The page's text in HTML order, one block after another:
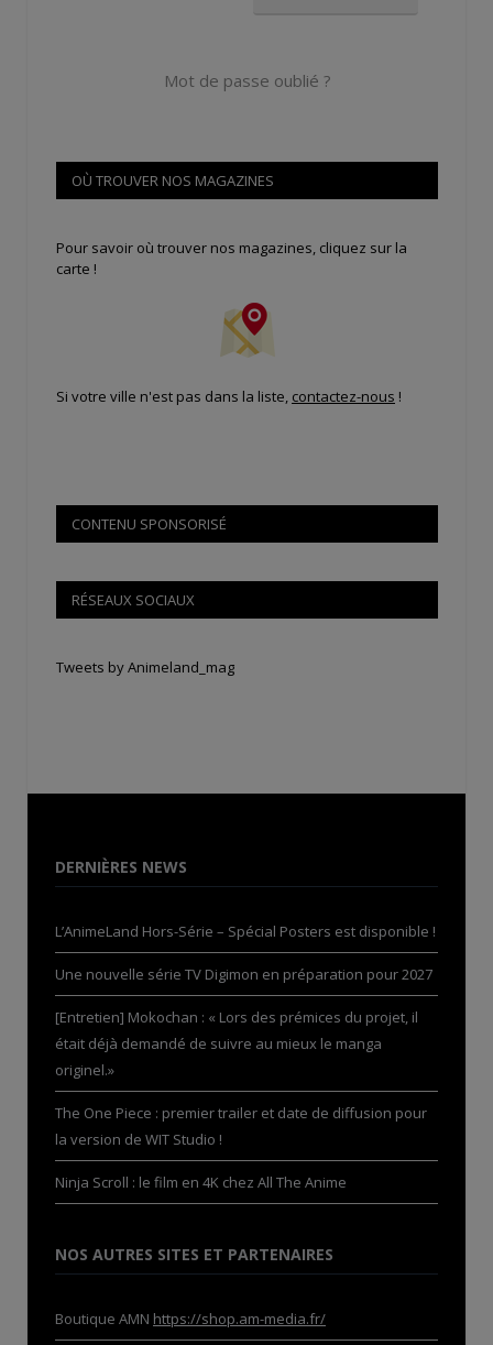
Mot de passe oublié ?
OÙ TROUVER NOS MAGAZINES
Pour savoir où trouver nos magazines, cliquez sur la
carte !
Si votre ville n'est pas dans la liste, contactez-nous !
CONTENU SPONSORISÉ
RÉSEAUX SOCIAUX
Tweets by Animeland_mag
DERNIÈRES NEWS
L’AnimeLand Hors-Série – Spécial Posters est disponible !
Une nouvelle série TV Digimon en préparation pour 2027
[Entretien] Mokochan : « Lors des prémices du projet, il
était déjà demandé de suivre au mieux le manga
originel.»
The One Piece : premier trailer et date de diffusion pour
la version de WIT Studio !
Ninja Scroll : le film en 4K chez All The Anime
NOS AUTRES SITES ET PARTENAIRES
Boutique AMN https://shop.am-media.fr/